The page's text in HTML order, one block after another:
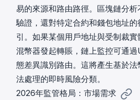
易的來源和路由路徑。區塊鏈分
驗證，還對特定合約和錢包地址
引。如果某個用戶地址與受制裁
混幣器發起轉賬，鏈上監控可通
態差異識別路由。這將產生基於
法處理的即時風險分類。
2026年監管格局：市場需求